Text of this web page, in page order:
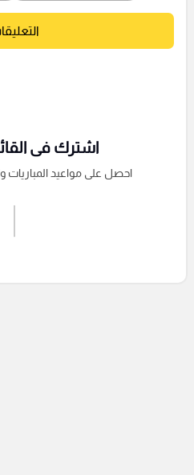
اشترك فى
احصل على مواعيد المباريات